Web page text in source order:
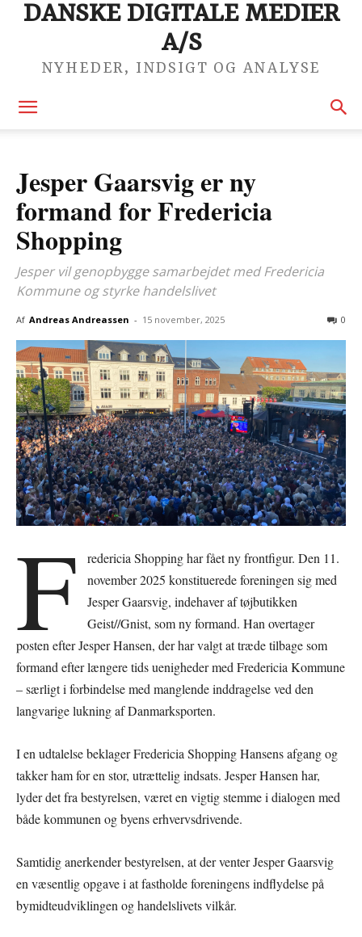
DANSKE DIGITALE MEDIER
A/S
NYHEDER, INDSIGT OG ANALYSE
Jesper Gaarsvig er ny
formand for Fredericia
Shopping
Jesper vil genopbygge samarbejdet med Fredericia
Kommune og styrke handelslivet
Af Andreas Andreassen - 15 november, 2025 0
F
redericia Shopping har fået ny frontfigur. Den 11.
november 2025 konstituerede foreningen sig med
Jesper Gaarsvig, indehaver af tøjbutikken
Geist//Gnist, som ny formand. Han overtager
posten efter Jesper Hansen, der har valgt at træde tilbage som
formand efter længere tids uenigheder med Fredericia Kommune
– særligt i forbindelse med manglende inddragelse ved den
langvarige lukning af Danmarksporten.
I en udtalelse beklager Fredericia Shopping Hansens afgang og
takker ham for en stor, utrættelig indsats. Jesper Hansen har,
lyder det fra bestyrelsen, været en vigtig stemme i dialogen med
både kommunen og byens erhvervsdrivende.
Samtidig anerkender bestyrelsen, at der venter Jesper Gaarsvig
en væsentlig opgave i at fastholde foreningens indflydelse på
bymidteudviklingen og handelslivets vilkår.